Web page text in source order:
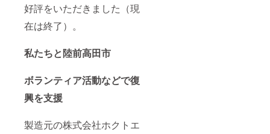
好評をいただきました（現
在は終了）。
私たちと陸前高田市
ボランティア活動などで復
興を支援
製造元の株式会社ホクトエ